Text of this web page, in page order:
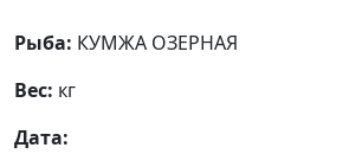
Рыба: КУМЖА ОЗЕРНАЯ
Вес: кг
Дата: